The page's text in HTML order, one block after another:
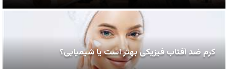
کرم ضد آفتاب فیزیکی بهتر است یا شیمیایی؟